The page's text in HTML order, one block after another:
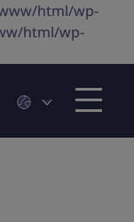
html/wp-
html/wp-